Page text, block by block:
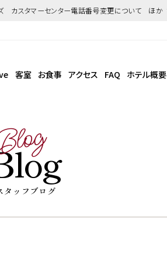
ズ カスタマーセンター電話番号変更について ほか
客室 お食事 アクセス FAQ ホテル概要
タッフブログ